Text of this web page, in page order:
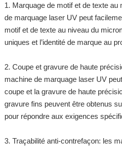
1. Marquage de motif et de texte
de marquage laser UV peut
motif et de texte au niveau du
uniques et l’identité de marque au
2. Coupe et gravure de haute
machine de marquage laser UV
coupe et la gravure de haute
gravure fins peuvent être obtenus
pour répondre aux exigences
3. Traçabilité anti-contrefaçon: les